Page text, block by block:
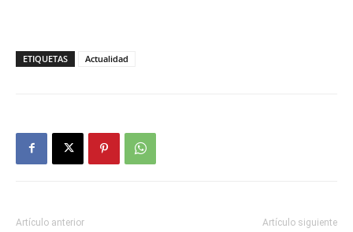
ETIQUETAS Actualidad
Artículo anterior Artículo siguiente